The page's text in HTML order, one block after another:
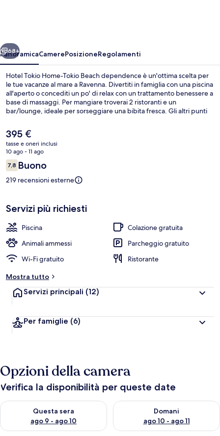
dependence
Avanti
68+
PanoramicaCamerePosizioneRegolamenti
Hotel Tokio Home-Tokio Beach dependence è un'ottima scelta per
le tue vacanze al mare a Ravenna. Divertiti in famiglia con una piscina
all'aperto o concediti un po' di relax con un trattamento benessere a
base di massaggi. Per mangiare troverai 2 ristoranti e un
bar/lounge, ideale per sorseggiare una bibita fresca. Gli altri punti
un bar a bordo piscina e un campo da tennis all'aperto.
Il
prezzo
attuale
è
395 €
395 €
tasse e oneri inclusi
10 ago - 11 ago
Recensioni
7,87,8 su 10
Buono
219 recensioni esterne
Servizi più richiesti
Piscina
Colazione gratuita
Animali ammessi
Parcheggio gratuito
Wi-Fi gratuito
Ristorante
Mostra tutto
Servizi principali (12)
Per famiglie (6)
Opzioni della camera
Verifica la disponibilità per queste date
Questa sera
ago 9 - ago 10
Verifica la disponibilità per questa sera, ago 9 - ago 10
Domani
ago 10 - ago 11
Verifica la disponibilità per